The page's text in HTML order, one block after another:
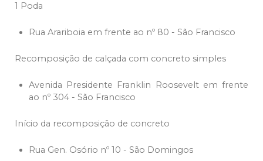
1 Poda
Rua Arariboia em frente ao nº 80 - São Francisco
Recomposição de calçada com concreto simples
Avenida Presidente Franklin Roosevelt em frente
ao nº 304 - São Francisco
Início da recomposição de concreto
Rua Gen. Osório nº 10 - São Domingos